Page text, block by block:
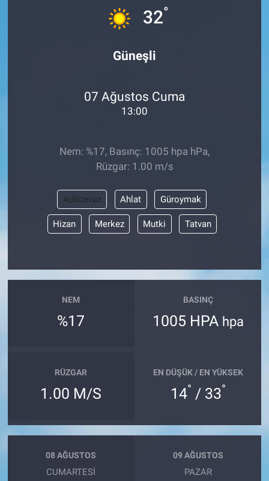
32°
Güneşli
07 Ağustos Cuma
13:00
Nem: %17, Basınç: 1005 hpa hPa,
Rüzgar: 1.00 m/s
Adilcevaz Ahlat Güroymak
Hizan Merkez Mutki Tatvan
NEM
%17
BASINÇ
1005 HPA hpa
RÜZGAR
1.00 M/S
EN DÜŞÜK / EN YÜKSEK
14° / 33°
08 AĞUSTOS
CUMARTESI
09 AĞUSTOS
PAZAR